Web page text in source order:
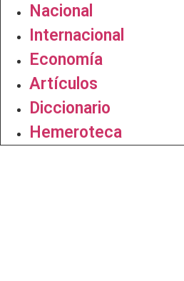
Nacional
Internacional
Economía
Artículos
Diccionario
Hemeroteca